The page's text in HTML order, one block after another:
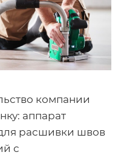
компании
аппарат
для расшивки швов
с